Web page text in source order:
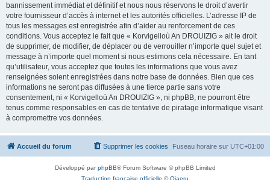
bannissement immédiat et définitif et nous nous réservons le droit d’avertir
votre fournisseur d’accès à internet et les autorités officielles. L’adresse IP de
tous les messages est enregistrée afin d’aider au renforcement de ces
conditions. Vous acceptez le fait que « Korvigelloù An DROUIZIG » ait le droit
de supprimer, de modifier, de déplacer ou de verrouiller n’importe quel sujet et
message à n’importe quel moment si nous estimons cela nécessaire. En tant
qu’utilisateur, vous acceptez que toutes les informations que vous avez
renseignées soient enregistrées dans notre base de données. Bien que ces
informations ne seront pas diffusées à une tierce partie sans votre
consentement, ni « Korvigelloù An DROUIZIG », ni phpBB, ne pourront être
tenus comme responsables en cas de tentative de piratage informatique visant
à compromettre vos données.
Accueil du forum Fuseau horaire sur UTC+01:00
Supprimer les cookies
Développé parphpBB® Forum Software © phpBB Limited
Traduction française officielle ©Qiaeru